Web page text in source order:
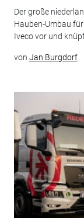
Der große
Hauben-Umbau
Iveco vor und
von Jan Burgdorf